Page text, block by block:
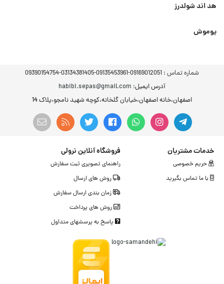
هد اند شولدرز
یوموش
شماره تماس : 09169012051-09135453961-03134381405-09390154754
آدرس ایمیل: habibi.sepas@gmail.com
اصفهان،خانه اصفهان،خیابان گلخانه،کوچه شهید نامجو،پلاک 14
خدمات مشتریان
حریم خصوصی
با ما تماس بگیرید
فروشگاه آنلاین نرولی
راهنمای تصویری ثبت سفارش
روش های ارسال
زمان بندی ارسال سفارش
روش های پرداخت
پاسخ به پرسشهای متداول